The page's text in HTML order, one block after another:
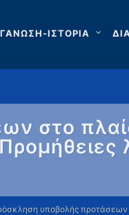
ΙΣΤΟΡΙΑ
στο
υποβολής